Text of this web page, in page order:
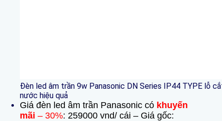
Đèn led âm trần 9w Panasonic DN Series IP44 TYPE lỗ
nước hiệu quả
Giá đèn led âm trần Panasonic có khuyến
mãi – 30%: 259000 vnd/ cái – Giá gốc: